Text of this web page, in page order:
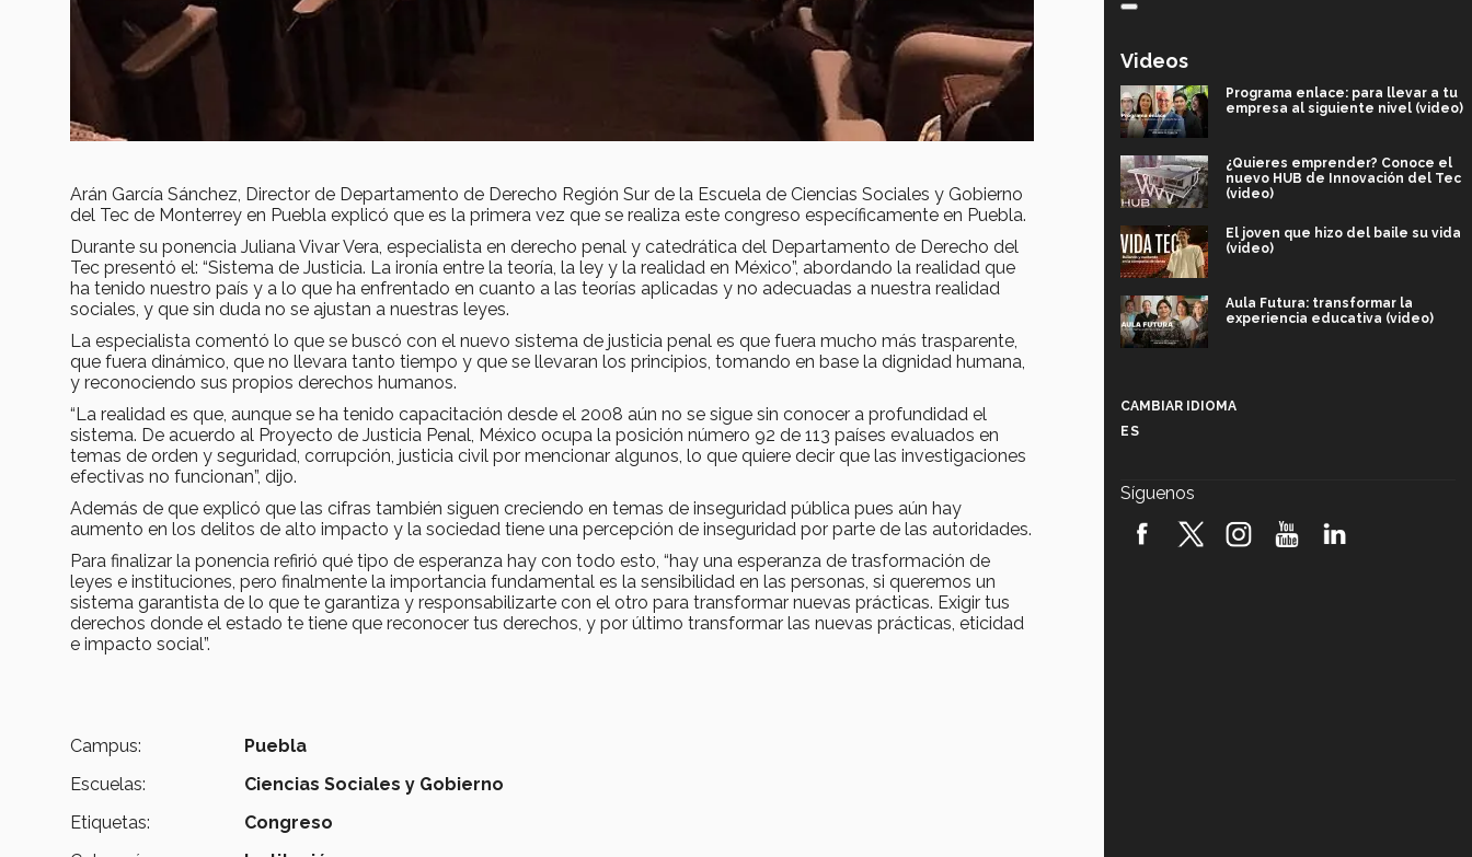
Arán García Sánchez, Director de Departamento de Derecho Región Sur de la Escuela de Ciencias Sociales y Gobierno
del Tec de Monterrey en Puebla explicó que es la primera vez que se realiza este congreso específicamente en Puebla.
Durante su ponencia Juliana Vivar Vera, especialista en derecho penal y catedrática del Departamento de Derecho del
Tec presentó el: “Sistema de Justicia. La ironía entre la teoría, la ley y la realidad en México”, abordando la realidad que
ha tenido nuestro país y a lo que ha enfrentado en cuanto a las teorías aplicadas y no adecuadas a nuestra realidad
sociales, y que sin duda no se ajustan a nuestras leyes.
La especialista comentó lo que se buscó con el nuevo sistema de justicia penal es que fuera mucho más trasparente,
que fuera dinámico, que no llevara tanto tiempo y que se llevaran los principios, tomando en base la dignidad humana,
y reconociendo sus propios derechos humanos.
“La realidad es que, aunque se ha tenido capacitación desde el 2008 aún no se sigue sin conocer a profundidad el
sistema. De acuerdo al Proyecto de Justicia Penal, México ocupa la posición número 92 de 113 países evaluados en
temas de orden y seguridad, corrupción, justicia civil por mencionar algunos, lo que quiere decir que las investigaciones
efectivas no funcionan”, dijo.
Además de que explicó que las cifras también siguen creciendo en temas de inseguridad pública pues aún hay
aumento en los delitos de alto impacto y la sociedad tiene una percepción de inseguridad por parte de las autoridades.
Para finalizar la ponencia refirió qué tipo de esperanza hay con todo esto, “hay una esperanza de trasformación de
leyes e instituciones, pero finalmente la importancia fundamental es la sensibilidad en las personas, si queremos un
sistema garantista de lo que te garantiza y responsabilizarte con el otro para transformar nuevas prácticas. Exigir tus
derechos donde el estado te tiene que reconocer tus derechos, y por último transformar las nuevas prácticas, eticidad
e impacto social”.
Campus:
Puebla
Escuelas:
Ciencias Sociales y Gobierno
Etiquetas:
Congreso
Videos
Programa enlace: para llevar a tu
empresa al siguiente nivel (video)
¿Quieres emprender? Conoce el
nuevo HUB de Innovación del Tec
(video)
El joven que hizo del baile su vida
(video)
Aula Futura: transformar la
experiencia educativa (video)
robótica FIRST 2026! (video)
CAMBIAR IDIOMA
ES
Síguenos